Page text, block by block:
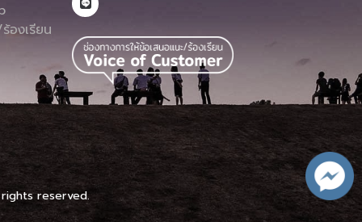
องเรียน
reserved.